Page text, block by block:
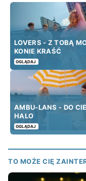
LOVERS - Z TOBĄ
KONIE KRAŚĆ
OGLĄDAJ
AMBU-LANS - DO
HALO
OGLĄDAJ
TO MOŻE CIĘ